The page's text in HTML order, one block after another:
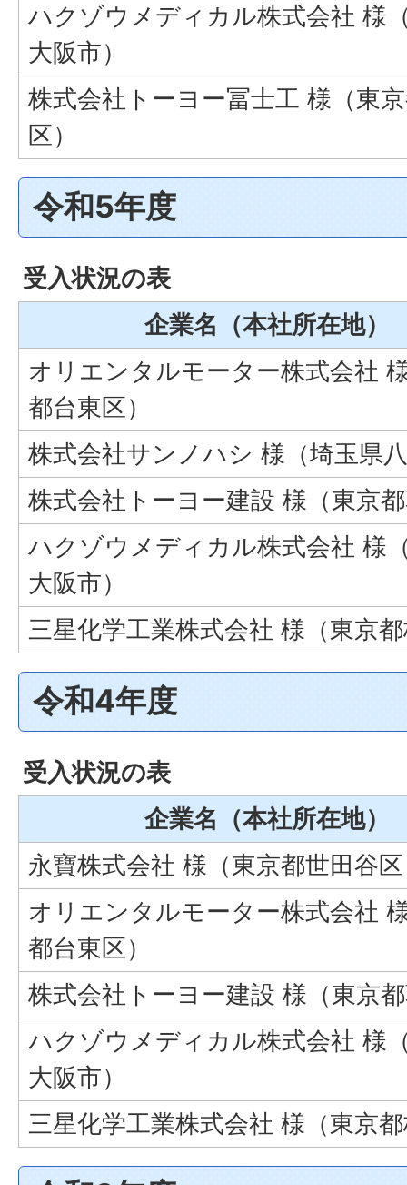
ハクゾウメディカル株式会社 様
大阪市）
株式会社トーヨー冨士工 様（東
区）
令和5年度
受入状況の表
企業名（本社所在地）
オリエンタルモーター株式会社
都台東区）
株式会社サンノハシ 様（埼玉県
株式会社トーヨー建設 様（東京
ハクゾウメディカル株式会社 様
大阪市）
三星化学工業株式会社 様（東京
令和4年度
受入状況の表
企業名（本社所在地）
永寶株式会社 様（東京都世田谷
オリエンタルモーター株式会社
都台東区）
株式会社トーヨー建設 様（東京
ハクゾウメディカル株式会社 様
大阪市）
三星化学工業株式会社 様（東京